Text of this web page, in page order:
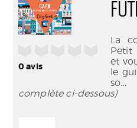
0avis
La
Petit
et
le
so...
complète ci-dessous)